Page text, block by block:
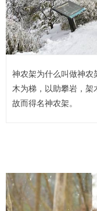
神农架为什么叫做神农
木为梯，以助攀岩，架
故而得名神农架。